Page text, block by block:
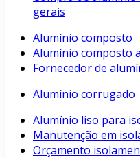
gerais
Alumínio composto
Alumínio composto
Fornecedor de
Alumínio corrugado
Alumínio liso para
Manutenção em
Orçamento